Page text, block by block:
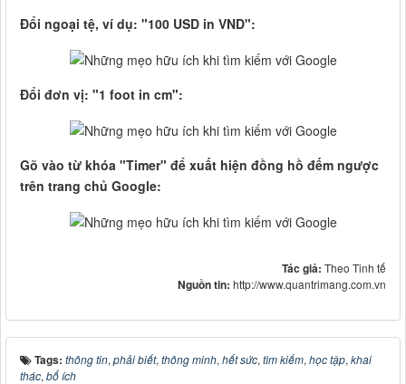
Đổi ngoại tệ, ví dụ: "100 USD in VND":
Đổi đơn vị: "1 foot in cm":
Gõ vào từ khóa "Timer" để xuất hiện đồng hồ đếm ngược
trên trang chủ Google:
Tác giả: Theo Tinh tế
Nguồn tin: http://www.quantrimang.com.vn
Tags: thông tin, phải biết, thông minh, hết sức, tìm kiếm, học tập, khai
thác, bổ ích